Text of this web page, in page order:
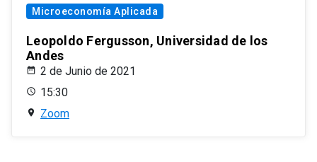
Microeconomía Aplicada
Leopoldo Fergusson, Universidad de los
Andes
2 de Junio de 2021
15:30
Zoom